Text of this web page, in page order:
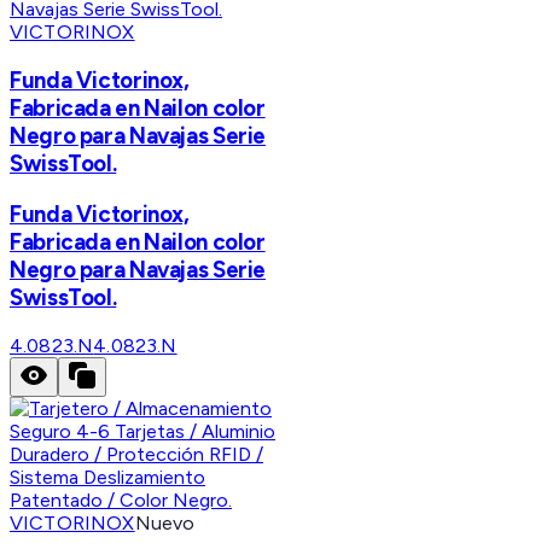
VICTORINOX
Funda Victorinox,
Fabricada en Nailon color
Negro para Navajas Serie
SwissTool.
Funda Victorinox,
Fabricada en Nailon color
Negro para Navajas Serie
SwissTool.
4.0823.N4.0823.N
VICTORINOXNuevo